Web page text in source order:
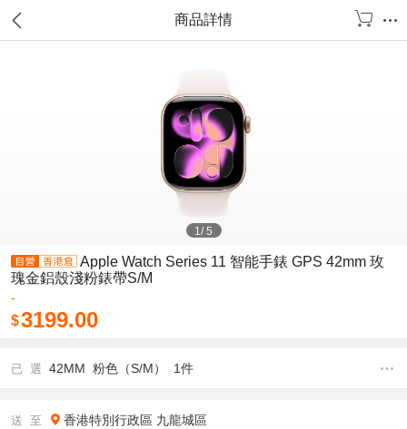
商品詳情
1/5
Apple Watch Series 11 智能手錶 GPS 42mm 玫
瑰金鋁殼淺粉錶帶S/M
-
$3199.00
已 選 42MM 粉色（S/M） 1件
送 至 香港特別行政區 九龍城區